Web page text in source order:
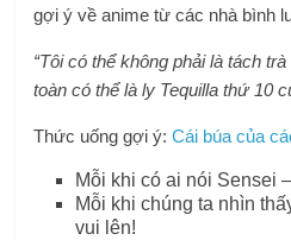
gợi ý về anime từ các nhà bình
“Tôi có thể không phải là tách
toàn có thể là ly Tequilla thứ 10
Thức uống gợi ý:Cái búa của
Mỗi khi có ai nói Sensei
Mỗi khi chúng ta nhìn
vui lên!